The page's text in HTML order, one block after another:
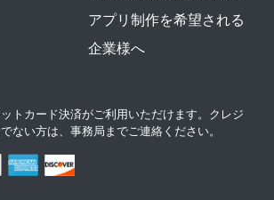
アプリ制作を希望される
企業様へ
トカード決済がご利用いただけます。クレジ
ない方は、事務局までご連絡ください。